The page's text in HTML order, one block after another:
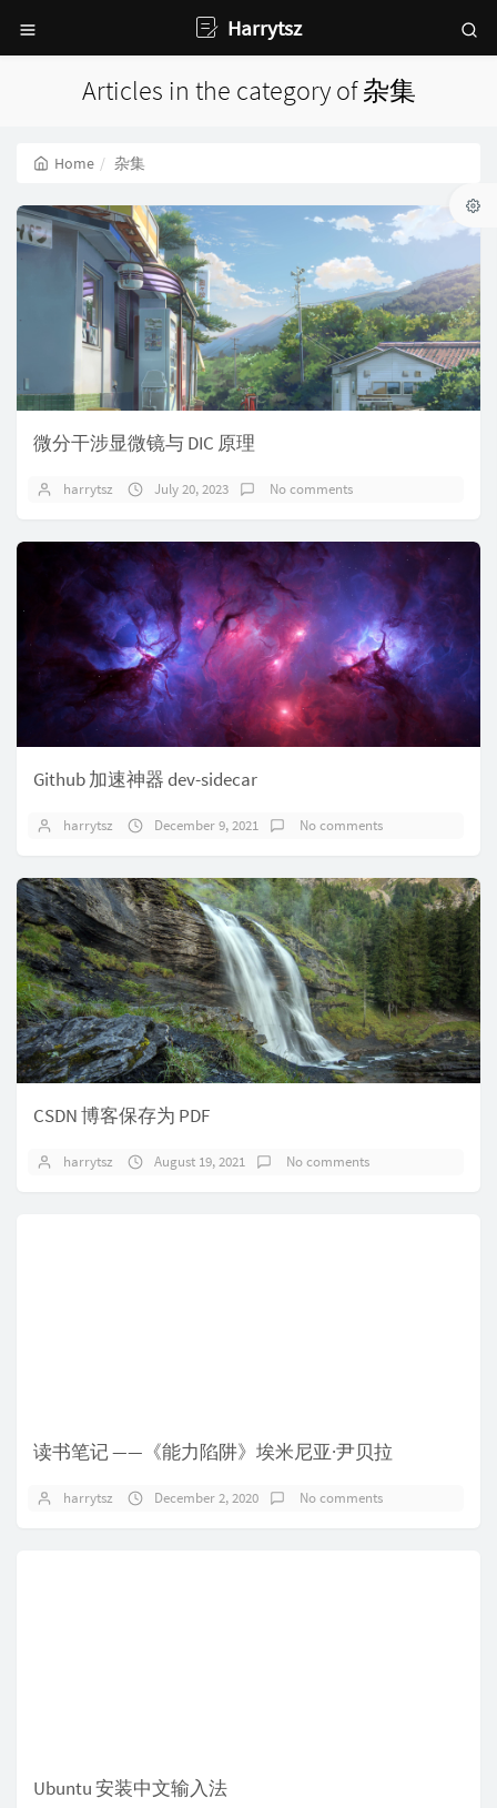
Harrytsz
Articles in the category of 杂集
Home 杂集
微分干涉显微镜与 DIC 原理
harrytsz July 20, 2023 No comments
Github 加速神器 dev-sidecar
harrytsz December 9, 2021 No comments
CSDN 博客保存为 PDF
harrytsz August 19, 2021 No comments
读书笔记 ——《能力陷阱》埃米尼亚·尹贝拉
harrytsz December 2, 2020 No comments
Ubuntu 安装中文输入法